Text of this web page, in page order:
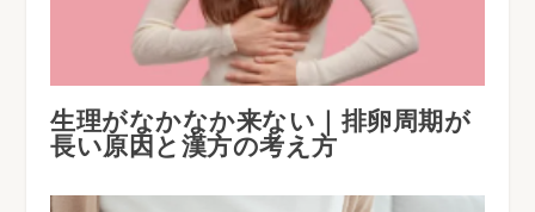
生理がなかなか来ない｜排卵周期が
長い原因と漢方の考え方